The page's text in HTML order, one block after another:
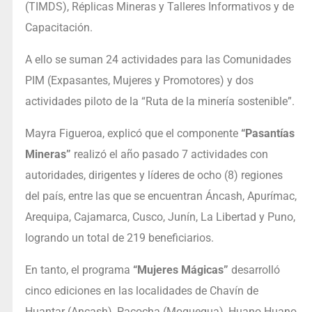
(TIMDS), Réplicas Mineras y Talleres Informativos y de
Capacitación.
A ello se suman 24 actividades para las Comunidades
PIM (Expasantes, Mujeres y Promotores) y dos
actividades piloto de la “Ruta de la minería sostenible”.
Mayra Figueroa, explicó que el componente “Pasantías
Mineras” realizó el año pasado 7 actividades con
autoridades, dirigentes y líderes de ocho (8) regiones
del país, entre las que se encuentran Áncash, Apurímac,
Arequipa, Cajamarca, Cusco, Junín, La Libertad y Puno,
logrando un total de 219 beneficiarios.
En tanto, el programa “Mujeres Mágicas” desarrolló
cinco ediciones en las localidades de Chavín de